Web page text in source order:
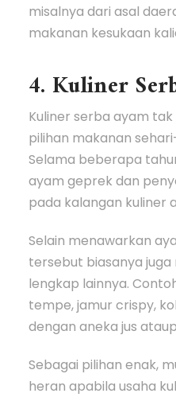
misalnya dari asal
makanan kesukaan
4. Kuliner
Kuliner serba ayam
pilihan makanan
Selama beberapa
ayam geprek dan
pada kalangan kuliner
Selain menawarkan
tersebut biasanya
lengkap lainnya.
tempe, jamur crispy,
dengan aneka jus
Sebagai pilihan enak,
heran apabila usaha